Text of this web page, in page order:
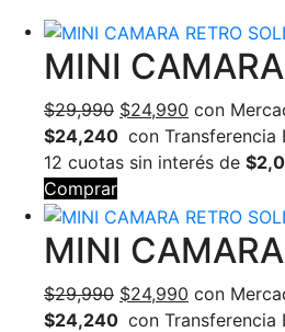
MINI
$29,990 El
precio
original
$29,990.
$24,990 El
precio
actual
$24,990.
con
$24,240 con Transferencia
12 cuotas sin interés de
Comprar
MINI
$29,990 El
precio
$24,990 El
precio
con
$24,240 con Transferencia